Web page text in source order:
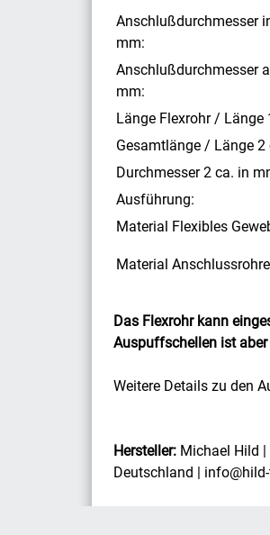
Anschlußdurchmesser
mm:
Anschlußdurchmesser
mm:
Länge Flexrohr / Länge
Gesamtlänge / Länge 2
Durchmesser 2 ca. in
Ausführung:
Material Flexibles
Material
Das Flexrohr kann
Auspuffschellen ist
Weitere Details zu den
Hersteller: Michael Hild
Deutschland |